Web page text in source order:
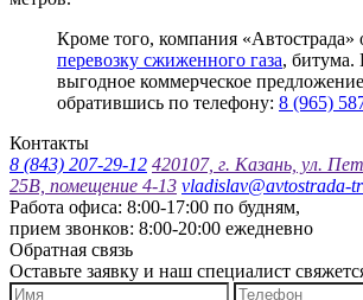
Кроме того, компания «Автострада»
перевозку сжиженного газа, битума.
выгодное коммерческое
обратившись по телефону: 8 (965)
Контакты
8 (843) 207-29-12 420107, г. Казань, ул.
25В, помещение 4-13 vladislav@avtostrada-
Работа офиса: 8:00-17:00 по будням,
прием звонков: 8:00-20:00 ежедневно
Обратная связь
Оставьте заявку и наш специалист